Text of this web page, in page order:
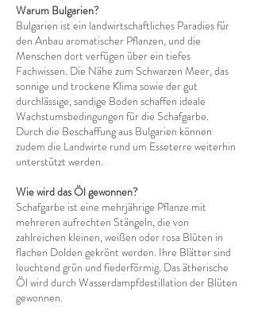
Warum Bulgarien?
Bulgarien ist ein landwirtschaftliches Paradies für
den Anbau aromatischer Pflanzen, und die
Menschen dort verfügen über ein tiefes
Fachwissen. Die Nähe zum Schwarzen Meer, das
sonnige und trockene Klima sowie der gut
durchlässige, sandige Boden schaffen ideale
Wachstumsbedingungen für die Schafgarbe.
Durch die Beschaffung aus Bulgarien können
zudem die Landwirte rund um Esseterre weiterhin
unterstützt werden.
Wie wird das Öl gewonnen?
Schafgarbe ist eine mehrjährige Pflanze mit
mehreren aufrechten Stängeln, die von
zahlreichen kleinen, weißen oder rosa Blüten in
flachen Dolden gekrönt werden. Ihre Blätter sind
leuchtend grün und fiederförmig. Das ätherische
Öl wird durch Wasserdampfdestillation der Blüten
gewonnen.